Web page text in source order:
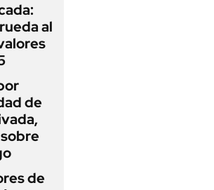
al
de
de